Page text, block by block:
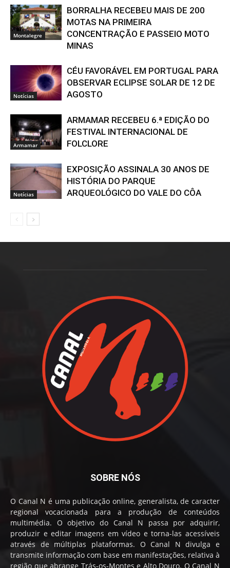
Montalegre
BORRALHA RECEBEU MAIS DE 200
MOTAS NA PRIMEIRA
CONCENTRAÇÃO E PASSEIO MOTO
MINAS
Notícias
CÉU FAVORÁVEL EM PORTUGAL PARA
OBSERVAR ECLIPSE SOLAR DE 12 DE
AGOSTO
Armamar
ARMAMAR RECEBEU 6.ª EDIÇÃO DO
FESTIVAL INTERNACIONAL DE
FOLCLORE
Notícias
EXPOSIÇÃO ASSINALA 30 ANOS DE
HISTÓRIA DO PARQUE
ARQUEOLÓGICO DO VALE DO CÔA
SOBRE NÓS
O Canal N é uma publicação online, generalista, de caracter
regional vocacionada para a produção de conteúdos
multimédia. O objetivo do Canal N passa por adquirir,
produzir e editar imagens em vídeo e torna-las acessíveis
através de múltiplas plataformas. O Canal N divulga e
transmite informação com base em manifestações, relativa à
região que abrange Trás-os-Montes e Alto Douro. O Canal N